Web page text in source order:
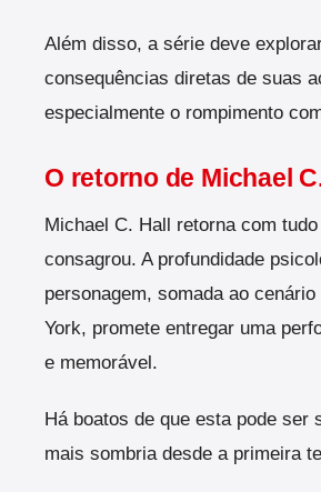
Além disso, a série deve
consequências diretas de suas
especialmente o rompimento
O retorno de Michael
Michael C. Hall retorna com
consagrou. A profundidade
personagem, somada ao
York, promete entregar uma
e memorável.
Há boatos de que esta pode ser
mais sombria desde a primeira